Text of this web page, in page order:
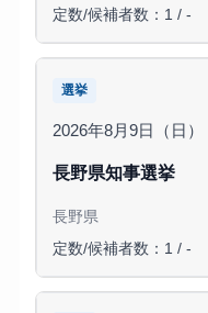
定数/候補者数：1 / -
選挙
2026年8月9日（日）
長野県知事選挙
長野県
定数/候補者数：1 / -